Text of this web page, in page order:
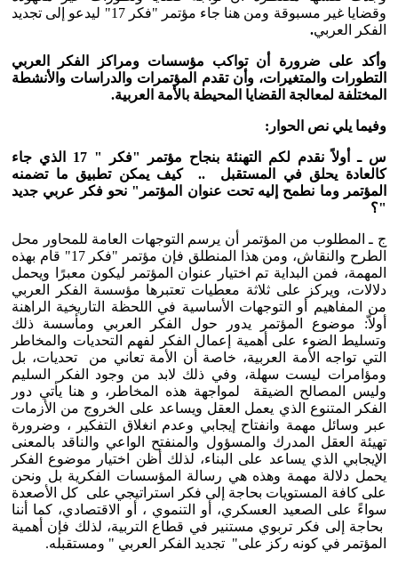
وقضايا غير مسبوقة ومن هنا جاء مؤتمر "فكر 17" ليدعو إلى تجديد
الفكر العربي.
وأكد على ضرورة أن تواكب مؤسسات ومراكز الفكر العربي
التطورات والمتغيرات، وأن تقدم المؤتمرات والدراسات والأنشطة
المختلفة لمعالجة القضايا المحيطة بالأمة العربية.
وفيما يلي نص الحوار:
س ـ
أولاً نقدم لكم التهنئة بنجاح مؤتمر "فكر " 17 الذي جاء
كالعادة يحلق في المستقبل .. كيف يمكن تطبيق ما تضمنه
المؤتمر وما نطمح إليه تحت عنوان المؤتمر" نحو فكر عربي جديد
"؟
ج ـ المطلوب من المؤتمر أن يرسم التوجهات العامة للمحاور محل
الطرح والنقاش، ومن هذا المنطلق فإن مؤتمر "فكر 17" قام بهذه
المهمة، فمن البداية تم اختيار عنوان المؤتمر ليكون معبرًا ويحمل
دلالات، ويركز على ثلاثة معطيات تعتبرها مؤسسة الفكر العربي
من المفاهيم أو التوجهات الأساسية في اللحظة التاريخية الراهنة
أولاّ: موضوع المؤتمر يدور حول الفكر العربي ومأسسة ذلك
وتسليط الضوء على أهمية إعمال الفكر لفهم التحديات والمخاطر
التي تواجه الأمة العربية، خاصة أن الأمة تعاني من تحديات، بل
ومؤامرات ليست سهلة، وفي ذلك لابد من وجود الفكر السليم
وليس المصالح الضيقة لمواجهة هذه المخاطر، و هنا يأتي دور
الفكر المتنوع الذي يعمل العقل ويساعد على الخروج من الأزمات
عبر وسائل مهمة وانفتاح إيجابي وعدم انغلاق التفكير ، وضرورة
تهيئة العقل المدرك والمسؤول والمنفتح الواعي والناقد بالمعنى
الإيجابي الذي يساعد على البناء، لذلك أظن اختيار موضوع الفكر
يحمل دلالة مهمة وهذه هي رسالة المؤسسات الفكرية بل ونحن
على كافة المستويات بحاجة إلى فكر استراتيجي على كل الأصعدة
سواءً على الصعيد العسكري، أو التنموي ، أو الاقتصادي، كما أننا
بحاجة إلى فكر تربوي مستنير في قطاع التربية، لذلك فإن أهمية
المؤتمر في كونه ركز على" تجديد الفكر العربي " ومستقبله.